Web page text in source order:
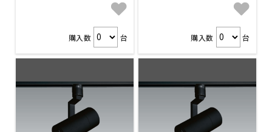
購入数 台 購入数 台